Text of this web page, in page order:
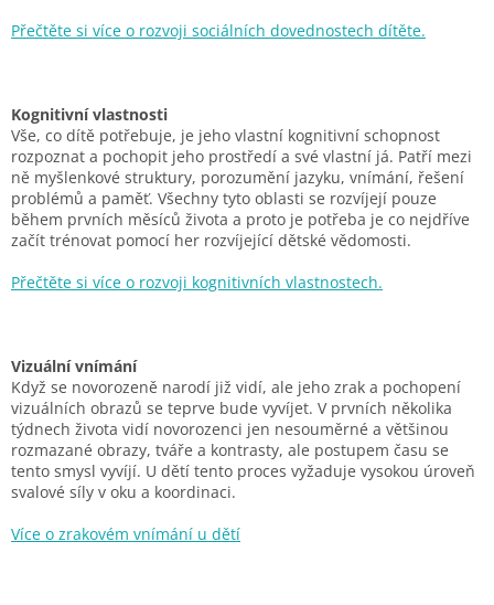
Přečtěte si více o rozvoji sociálních dovednostech dítěte.
Kognitivní vlastnosti
Vše, co dítě potřebuje, je jeho vlastní kognitivní schopnost
rozpoznat a pochopit jeho prostředí a své vlastní já. Patří mezi
ně myšlenkové struktury, porozumění jazyku, vnímání, řešení
problémů a paměť. Všechny tyto oblasti se rozvíjejí pouze
během prvních měsíců života a proto je potřeba je co nejdříve
začít trénovat pomocí her rozvíjející dětské vědomosti.
Přečtěte si více o rozvoji kognitivních vlastnostech.
Vizuální vnímání
Když se novorozeně narodí již vidí, ale jeho zrak a pochopení
vizuálních obrazů se teprve bude vyvíjet. V prvních několika
týdnech života vidí novorozenci jen nesouměrné a většinou
rozmazané obrazy, tváře a kontrasty, ale postupem času se
tento smysl vyvíjí. U dětí tento proces vyžaduje vysokou úroveň
svalové síly v oku a koordinaci.
Více o zrakovém vnímání u dětí